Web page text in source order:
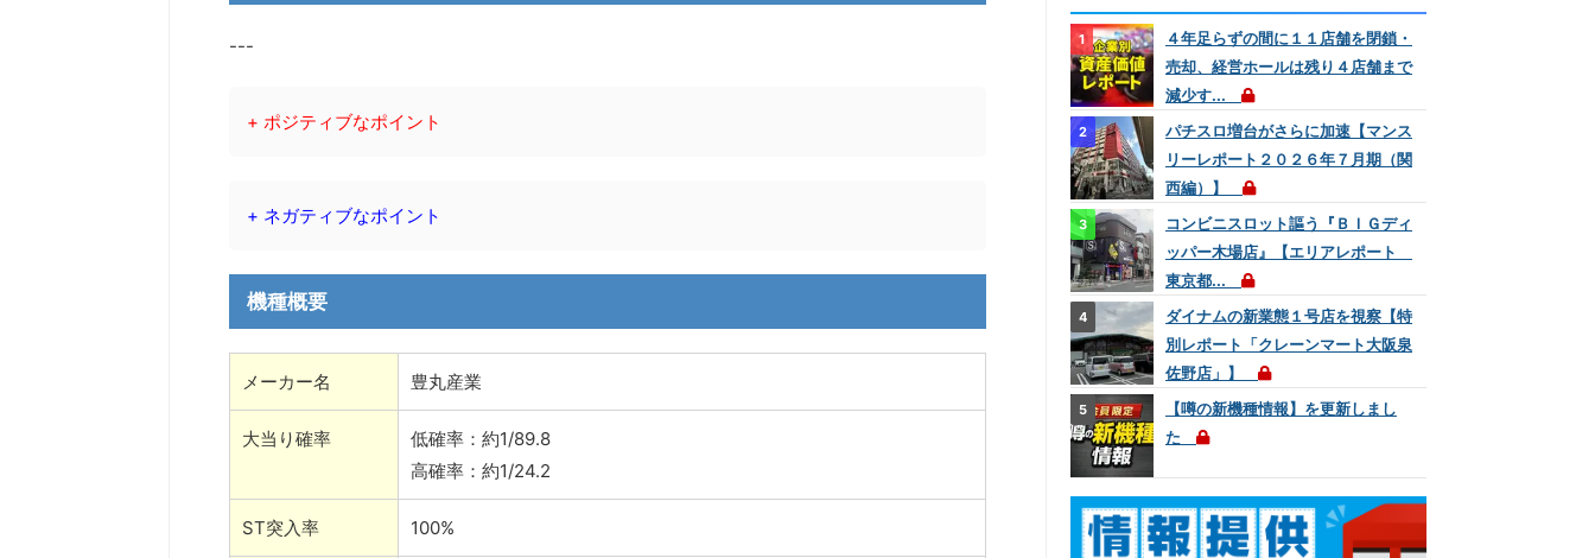
---
+ ポジティブなポイント
+ ネガティブなポイント
機種概要
メーカー名 豊丸産業
大当り確率
低確率：約1/89.8
高確率：約1/24.2
ST突入率 100%
４年足らずの間に１１店舗を閉鎖・
売却、経営ホールは残り４店舗まで
減少す...
パチスロ増台がさらに加速【マンス
リーレポート２０２６年７月期（関
西編）】
コンビニスロット謳う『ＢＩＧディ
ッパー木場店』【エリアレポート
東京都...
ダイナムの新業態１号店を視察【特
別レポート「クレーンマート大阪泉
佐野店」】
【噂の新機種情報】を更新しまし
た